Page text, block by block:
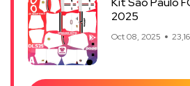
2025
Oct 08, 2025